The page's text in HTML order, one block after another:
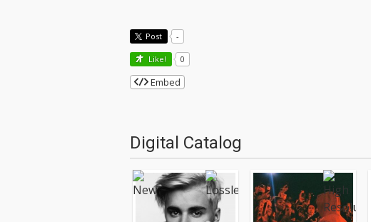
Post -
Like! 0
Embed
Digital Catalog